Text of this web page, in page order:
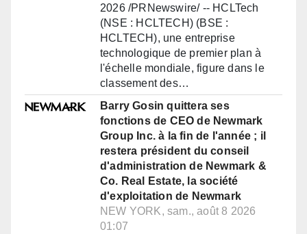
2026 /PRNewswire/ -- HCLTech
(NSE : HCLTECH) (BSE :
HCLTECH), une entreprise
technologique de premier plan à
l'échelle mondiale, figure dans le
classement des…
Barry Gosin quittera ses
fonctions de CEO de Newmark
Group Inc. à la fin de l'année ; il
restera président du conseil
d'administration de Newmark &
Co. Real Estate, la société
d'exploitation de Newmark
NEW YORK, sam., août 8 2026
01:07